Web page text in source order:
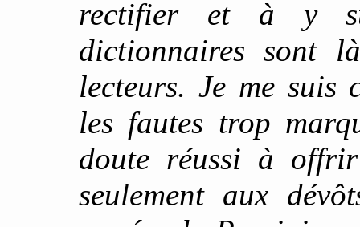
rectifier et à y
dictionnaires sont
lecteurs. Je me suis
les fautes trop
doute réussi à
seulement aux